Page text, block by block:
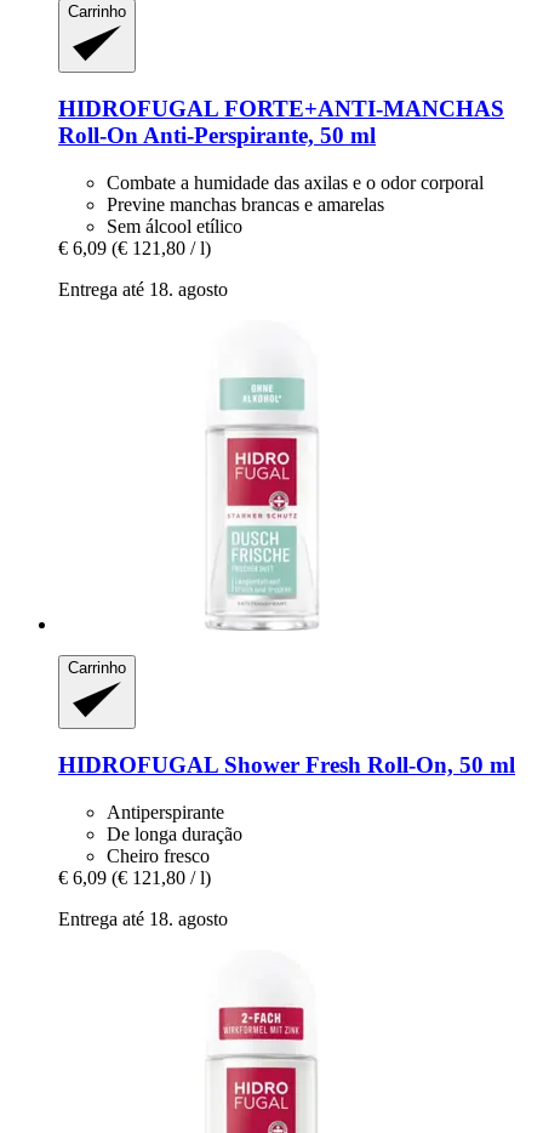
Carrinho
HIDROFUGAL FORTE+ANTI-​MANCHAS
Roll-​On Anti-​Perspirante, 50 ml
Combate a humidade das axilas e o odor corporal
Previne manchas brancas e amarelas
Sem álcool etílico
€ 6,09 (€ 121,80 / l)
Entrega até 18. agosto
Carrinho
HIDROFUGAL Shower Fresh Roll-​On, 50 ml
Antiperspirante
De longa duração
Cheiro fresco
€ 6,09 (€ 121,80 / l)
Entrega até 18. agosto